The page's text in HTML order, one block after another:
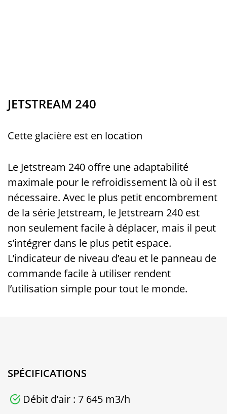
JETSTREAM 240
Cette glacière est en location
Le Jetstream 240 offre une adaptabilité
maximale pour le refroidissement là où il est
nécessaire. Avec le plus petit encombrement
de la série Jetstream, le Jetstream 240 est
non seulement facile à déplacer, mais il peut
s’intégrer dans le plus petit espace.
L’indicateur de niveau d’eau et le panneau de
commande facile à utiliser rendent
l’utilisation simple pour tout le monde.
SPÉCIFICATIONS
Débit d’air : 7 645 m3/h